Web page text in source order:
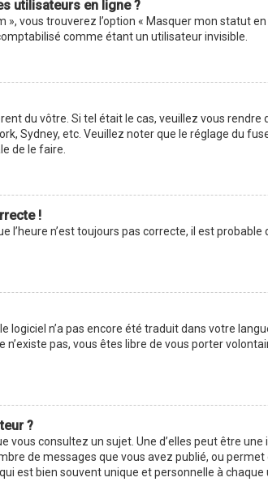
utilisateurs en ligne ?
vous trouverez l’option « Masquer mon statut
comme étant un utilisateur invisible.
du vôtre. Si tel était le cas, veuillez vous
Sydney, etc. Veuillez noter que le réglage du
de le faire.
!
n’est toujours pas correcte, il est
n’a pas encore été traduit dans votre
pas, vous êtes libre de vous porter
?
vous consultez un sujet. Une d’elles peut être
de messages que vous avez publié, ou
est bien souvent unique et personnelle à chaque